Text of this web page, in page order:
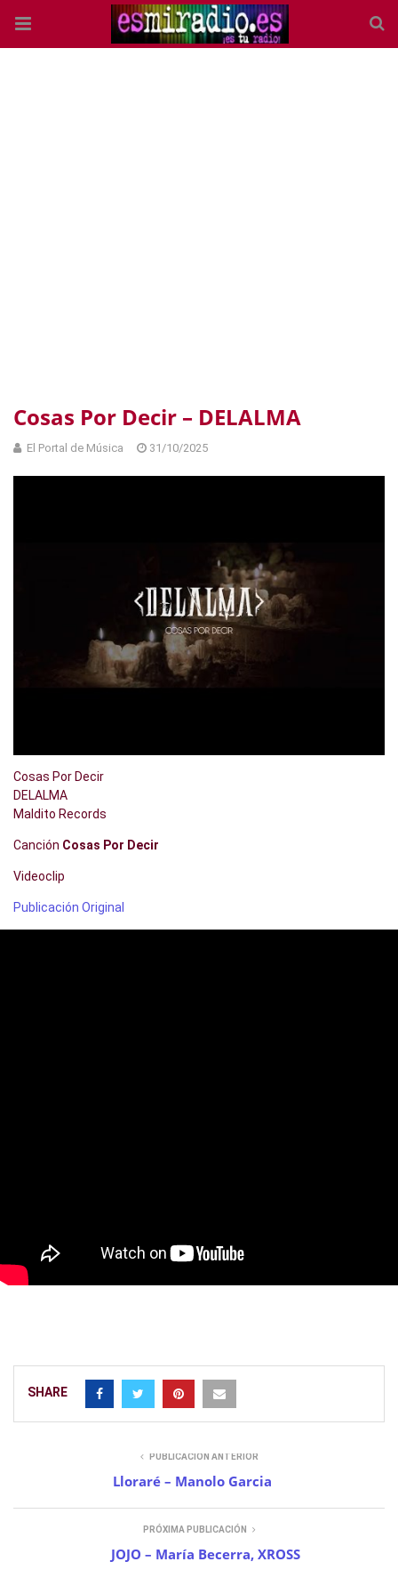
Cosas Por Decir – DELALMA
El Portal de Música 31/10/2025
Cosas Por Decir
DELALMA
Maldito Records
Canción Cosas Por Decir
Videoclip
Publicación Original
SHARE
PUBLICACIÓN ANTERIOR
Lloraré – Manolo Garcia
PRÓXIMA PUBLICACIÓN
JOJO – María Becerra, XROSS